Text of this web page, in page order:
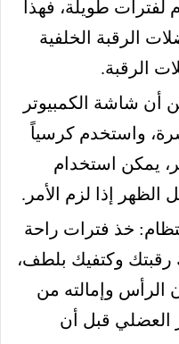
لفترات طويلة، فهذا
الرقبة الخلفية
الرقبة.
أن شاشة الكمبيوتر
واستخدم كرسياً
يمكن استخدام
إذا لزم الأمر.
خذ فترات راحة
وكتفيك بلطف،
الرأس وإمالته من
العضلي قبل أن